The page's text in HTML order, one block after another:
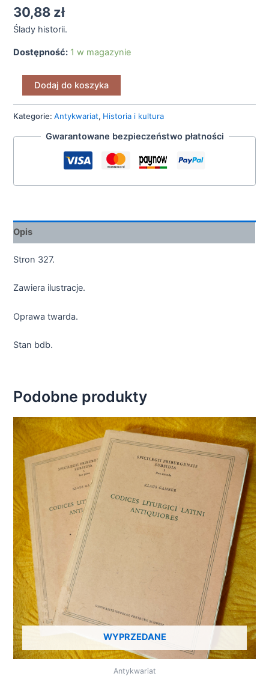
30,88 zł
Ślady historii.
Dostępność: 1 w magazynie
Dodaj do koszyka
Kategorie:Antykwariat, Historia i kultura
Gwarantowane bezpieczeństwo płatności
Opis
Stron 327.
Zawiera ilustracje.
Oprawa twarda.
Stan bdb.
Podobne produkty
WYPRZEDANE
Antykwariat